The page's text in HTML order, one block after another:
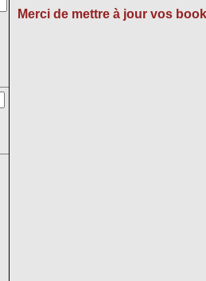
Merci de mettre à jour vos